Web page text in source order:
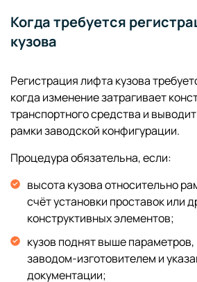
Когда требуется
кузова
Регистрация лифта кузова
когда изменение затрагивает
транспортного средства и
рамки заводской конфигурации.
Процедура обязательна, если:
высота кузова относительно
счёт установки проставок или
конструктивных элементов;
кузов поднят выше
заводом-изготовителем и
документации;